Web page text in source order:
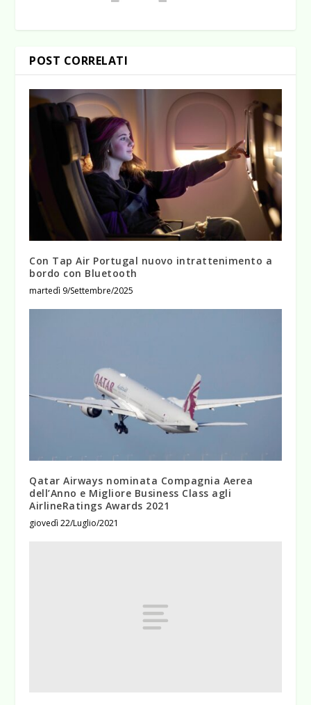
POST CORRELATI
Con Tap Air Portugal nuovo intrattenimento a
bordo con Bluetooth
martedì 9/Settembre/2025
Qatar Airways nominata Compagnia Aerea
dell’Anno e Migliore Business Class agli
AirlineRatings Awards 2021
giovedì 22/Luglio/2021